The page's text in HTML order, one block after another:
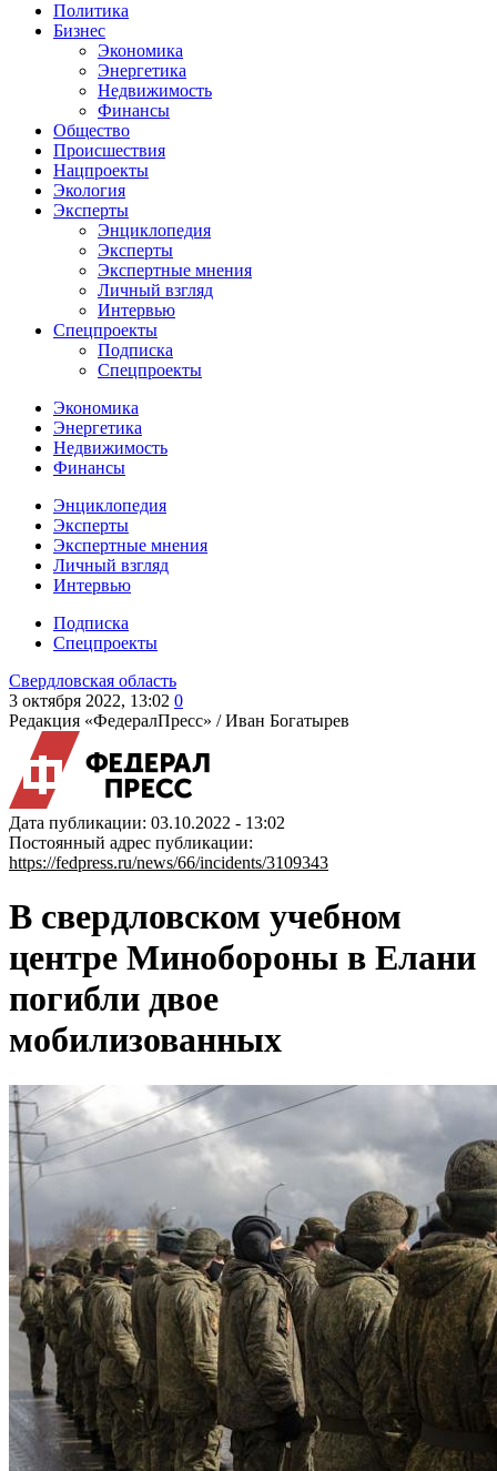
Политика
Бизнес
Экономика
Энергетика
Недвижимость
Финансы
Общество
Происшествия
Нацпроекты
Экология
Эксперты
Энциклопедия
Эксперты
Экспертные мнения
Личный взгляд
Интервью
Спецпроекты
Подписка
Спецпроекты
Экономика
Энергетика
Недвижимость
Финансы
Энциклопедия
Эксперты
Экспертные мнения
Личный взгляд
Интервью
Подписка
Спецпроекты
Свердловская область
3 октября 2022, 13:02 0
Редакция «ФедералПресс» /Иван Богатырев
Дата публикации: 03.10.2022 - 13:02
Постоянный адрес публикации:
https://fedpress.ru/news/66/incidents/3109343
В свердловском учебном
центре Минобороны в Елани
погибли двое
мобилизованных